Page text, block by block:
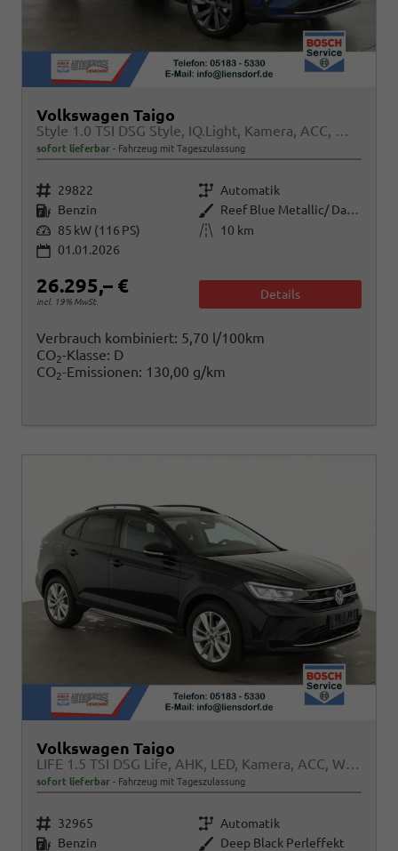
Volkswagen Taigo
Style 1.0 TSI DSG Style, IQ.Light, Kamera, ACC, Winter, 18-Zoll, 3 J.-Garantie
sofort lieferbar Fahrzeug mit Tageszulassung
Fahrzeugnr. 29822 Getriebe Automatik
Kraftstoff Benzin Außenfarbe
Reef Blue Metallic/ Dach Schwarz
Leistung 85 kW (116 PS) Kilometerstand
10 km
01.01.2026
26.295,– €
incl. 19% MwSt.
Details
Verbrauch kombiniert: 5,70 l/100km
CO2-Klasse: D
CO2-Emissionen: 130,00 g/km
Volkswagen Taigo
LIFE 1.5 TSI DSG Life, AHK, LED, Kamera, ACC, Winter, 17-Zoll
sofort lieferbar Fahrzeug mit Tageszulassung
Fahrzeugnr. 32965 Getriebe Automatik
Kraftstoff Benzin Außenfarbe Deep Black Perleffekt